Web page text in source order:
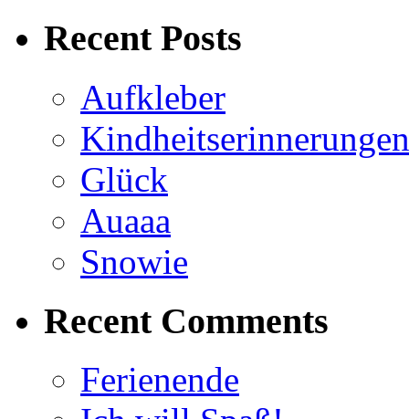
Recent Posts
Aufkleber
Kindheitserinnerungen
Glück
Auaaa
Snowie
Recent Comments
Ferienende